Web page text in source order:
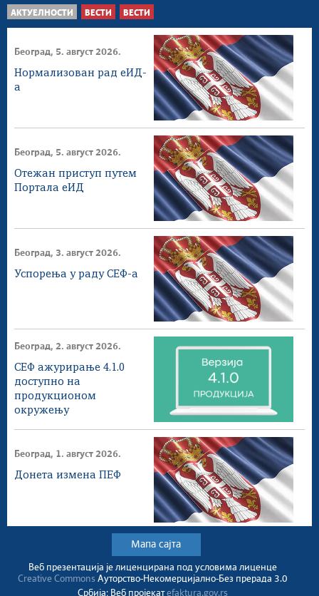
АКТУЕЛНОСТИ ВЕСТИ ВЕСТИ
Београд, 5. август 2026.
Нормализован рад еИД-
а
Београд, 5. август 2026.
Отежан приступ путем
Портала еИД
Београд, 3. август 2026.
Успорења у раду СЕФ-а
Београд, 2. август 2026.
СЕФ ажурирање 4.1.0
доступнo на
продукционом
окружењу
Београд, 1. август 2026.
Донета измена ПЕФ
Мапа сајта
Веб презентација jе лиценциранa под условима лиценце
Creative CommonsАуторство-Некомерцијално-Без прерада 3.0
Србија; Веб пројекатefaktura.gov.rs